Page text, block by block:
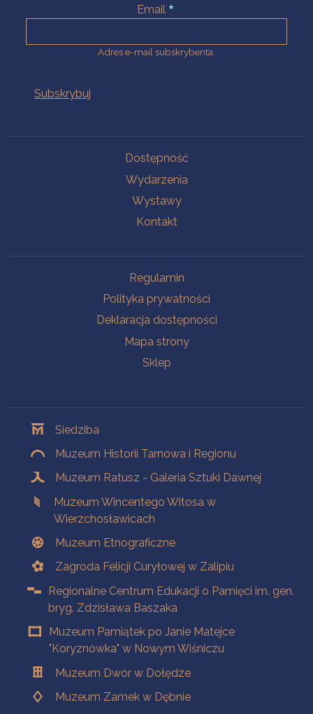
Email
Adres e-mail subskrybenta.
Dostępność
Wydarzenia
Wystawy
Kontakt
Regulamin
Polityka prywatności
Deklaracja dostępności
Mapa strony
Sklep
Siedziba
Muzeum Historii Tarnowa i Regionu
Muzeum Ratusz - Galeria Sztuki Dawnej
Muzeum Wincentego Witosa w
Wierzchosławicach
Muzeum Etnograficzne
Zagroda Felicji Curyłowej w Zalipiu
Regionalne Centrum Edukacji o Pamięci im. gen.
bryg. Zdzisława Baszaka
Muzeum Pamiątek po Janie Matejce
"Koryznówka" w Nowym Wiśniczu
Muzeum Dwór w Dołędze
Muzeum Zamek w Dębnie